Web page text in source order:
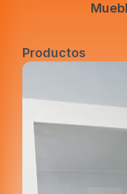
Productos